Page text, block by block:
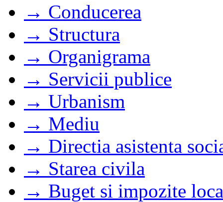
→ Conducerea
→ Structura
→ Organigrama
→ Servicii publice
→ Urbanism
→ Mediu
→ Directia asistenta
→ Starea civila
→ Buget si impozite